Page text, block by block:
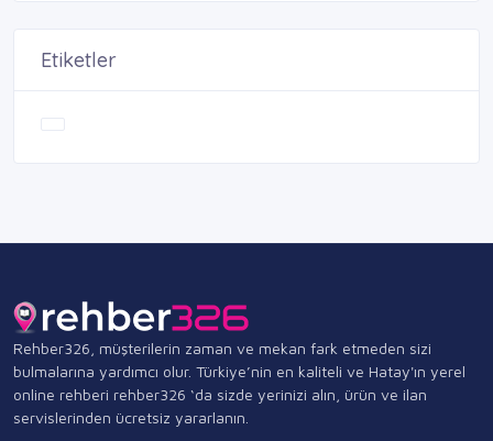
Etiketler
Rehber326, müşterilerin zaman ve mekan fark etmeden sizi
bulmalarına yardımcı olur. Türkiye’nin en kaliteli ve Hatay'ın yerel
online rehberi rehber326 ‘da sizde yerinizi alın, ürün ve ilan
servislerinden ücretsiz yararlanın.